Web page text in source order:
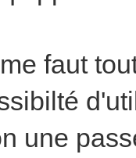
faut
une